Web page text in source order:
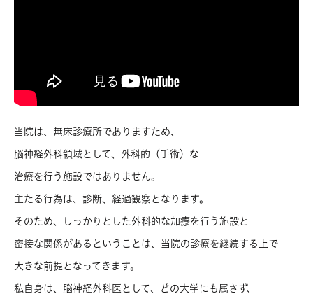
当院は、無床診療所でありますため、
脳神経外科領域として、外科的（手術）な
治療を行う施設ではありません。
主たる行為は、診断、経過観察となります。
そのため、しっかりとした外科的な加療を行う施設と
密接な関係があるということは、当院の診療を継続する上で
大きな前提となってきます。
私自身は、脳神経外科医として、どの大学にも属さず、